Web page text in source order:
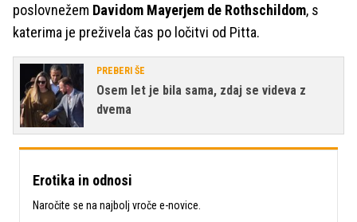
poslovnežem Davidom Mayerjem de Rothschildom, s
katerima je preživela čas po ločitvi od Pitta.
PREBERI ŠE
Osem let je bila sama, zdaj se videva z
dvema
Erotika in odnosi
Naročite se na najbolj vroče e-novice.